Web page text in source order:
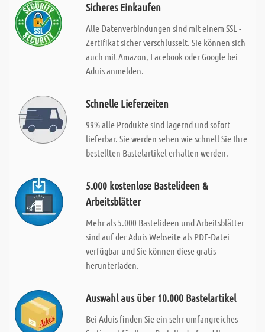
Sicheres Einkaufen
Alle Datenverbindungen sind mit einem SSL -
Zertifikat sicher verschlusselt. Sie können sich
auch mit Amazon, Facebook oder Google bei
Aduis anmelden.
Schnelle Lieferzeiten
99% alle Produkte sind lagernd und sofort
lieferbar. Sie werden sehen wie schnell Sie Ihre
bestellten Bastelartikel erhalten werden.
5.000 kostenlose Bastelideen &
Arbeitsblätter
Mehr als 5.000 Bastelideen und Arbeitsblätter
sind auf der Aduis Webseite als PDF-Datei
verfügbar und Sie können diese gratis
herunterladen.
Auswahl aus über 10.000 Bastelartikel
Bei Aduis finden Sie ein sehr umfangreiches